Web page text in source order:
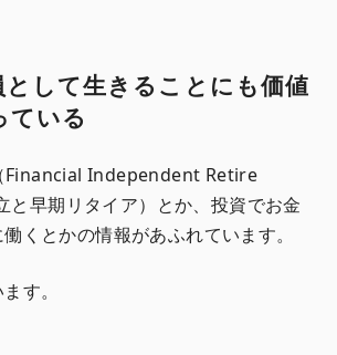
として生きることにも価値
ている
Financial Independent Retire
と早期リタイア）とか、投資でお金
くとかの情報があふれています。
す。